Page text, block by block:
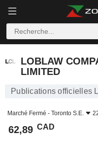
LOBLAW
LIMITED
Publications officielles
Marché Fermé - Toronto S.E.
62,89 CAD